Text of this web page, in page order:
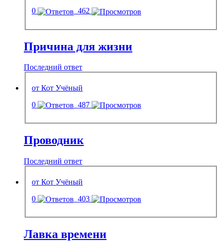
0
462
Причина для жизни
Последний ответ
от Кот Учёный
0
487
Проводник
Последний ответ
от Кот Учёный
0
403
Лавка времени